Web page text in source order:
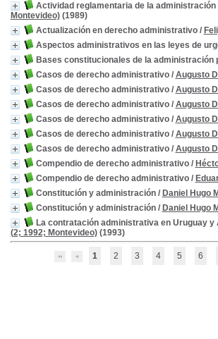
Actividad reglamentaria de la administración
Montevideo)(1989)
Actualización en derecho administrativo/
Aspectos administrativos en las leyes de
Bases constitucionales de la
Casos de derecho administrativo/ Augusto
Casos de derecho administrativo/ Augusto
Casos de derecho administrativo/ Augusto
Casos de derecho administrativo/ Augusto
Casos de derecho administrativo/ Augusto
Casos de derecho administrativo/ Augusto
Compendio de derecho administrativo/
Compendio de derecho administrativo/
Constitución y administración/ Daniel Hugo
Constitución y administración/ Daniel Hugo
La contratación administrativa en Uruguay
(2; 1992; Montevideo)(1993)
1 2 3 4 5 6